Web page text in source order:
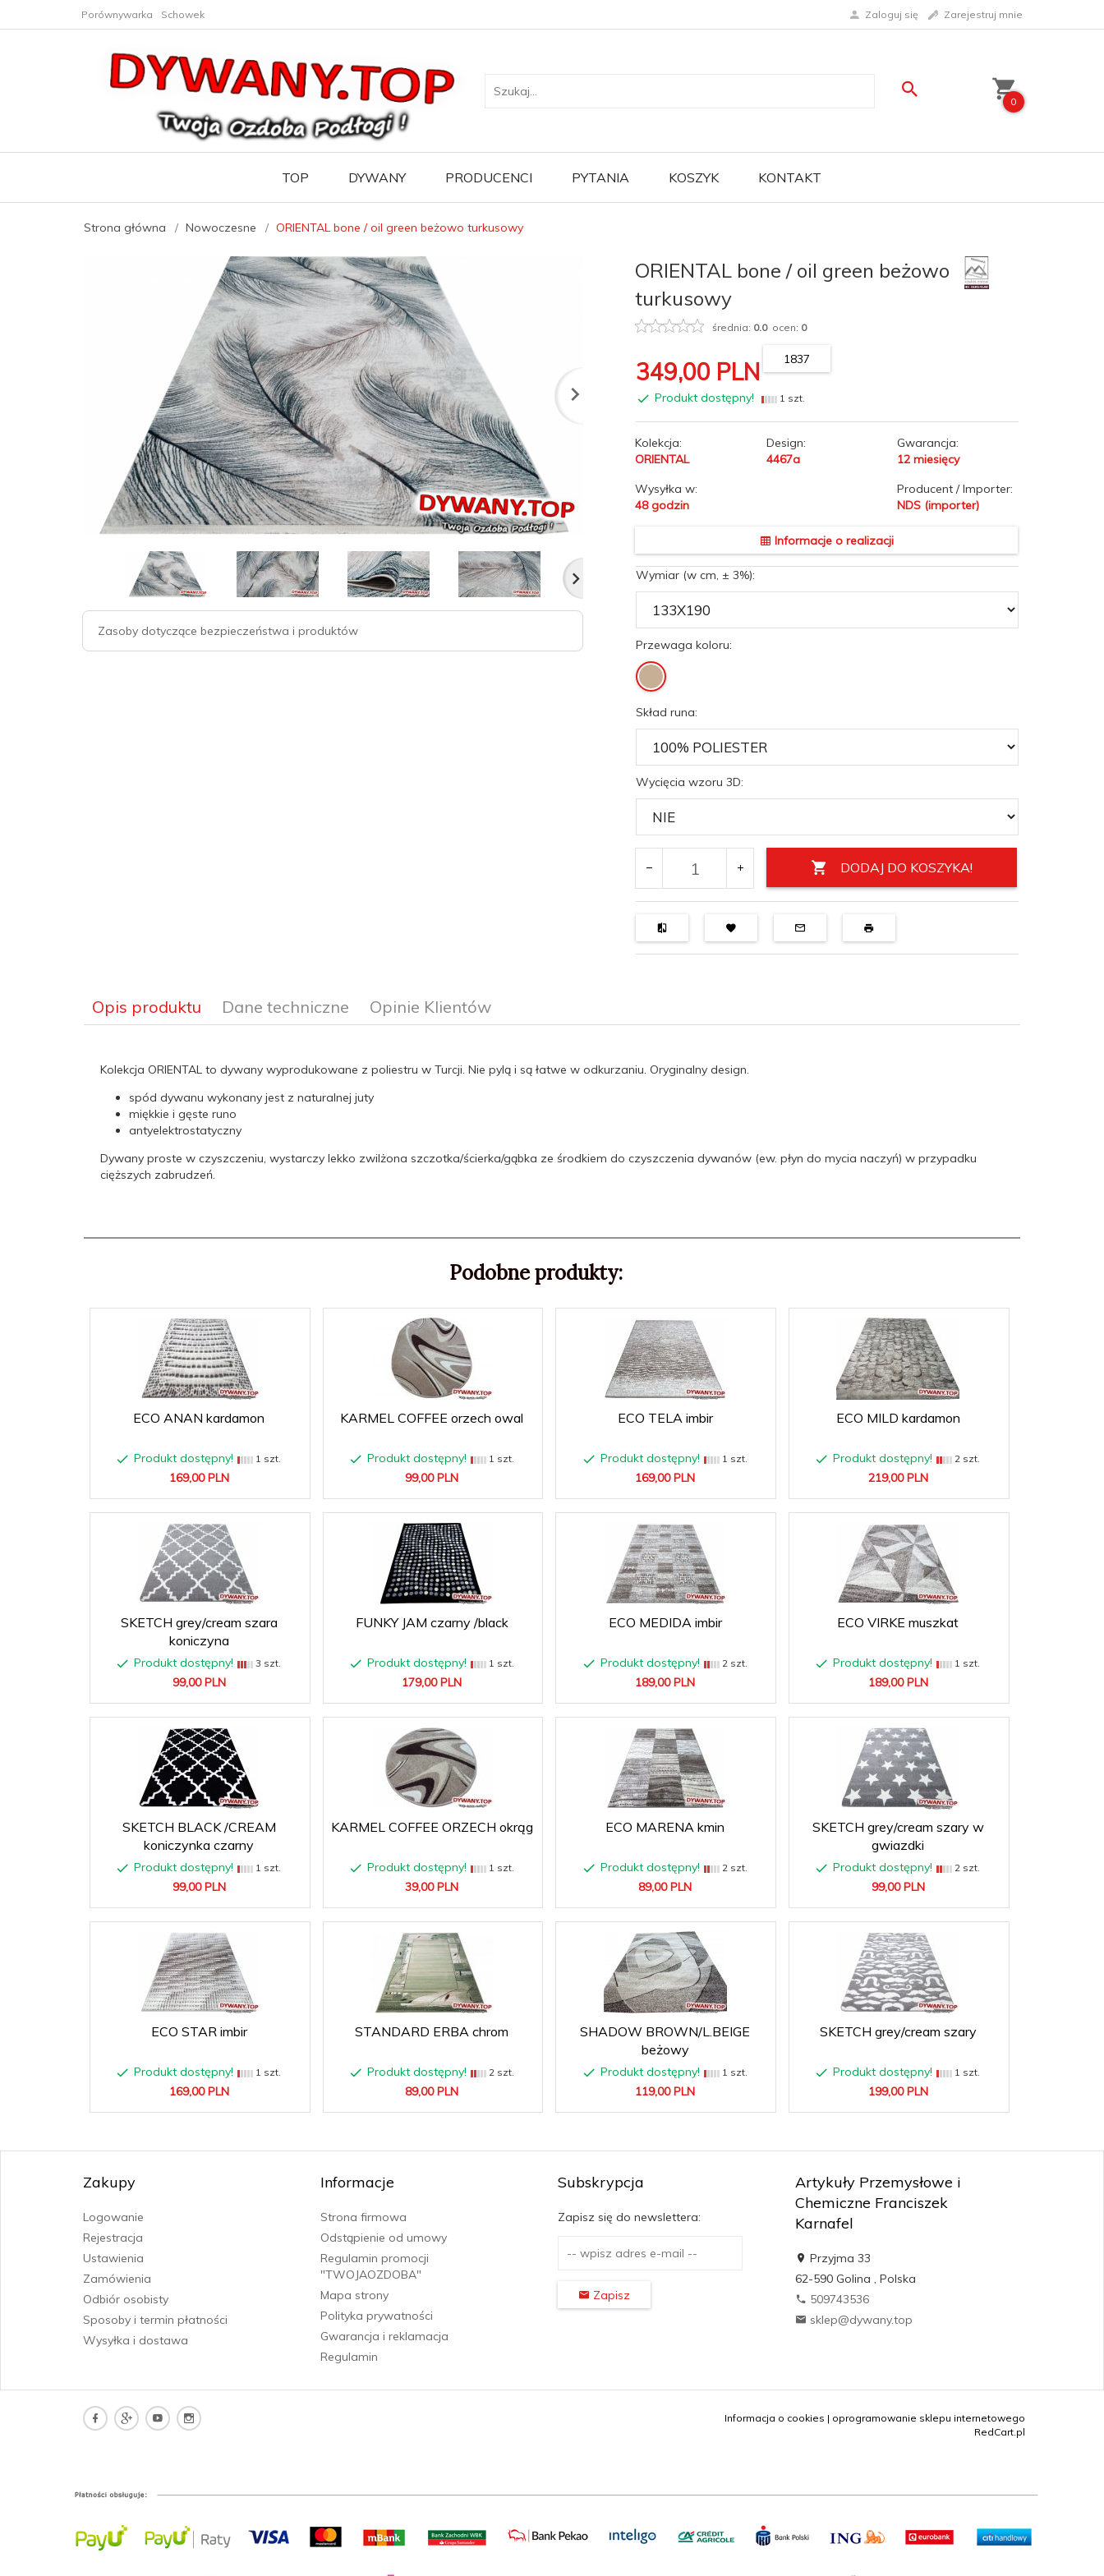
Porównywarka Schowek Zaloguj się Zarejestruj mnie
0
TOP DYWANY PRODUCENCI PYTANIA KOSZYK KONTAKT
Strona główna Nowoczesne ORIENTAL bone / oil green beżowo turkusowy
Zasoby dotyczące bezpieczeństwa i produktów
ORIENTAL bone / oil green beżowo
turkusowy
średnia: 0.0ocen: 0
349,00 PLN 1837
Produkt dostępny! 1 szt.
Kolekcja:
ORIENTAL
Design:
4467a
Gwarancja:
12 miesięcy
Wysyłka w:
48 godzin
Producent / Importer:
NDS (importer)
Informacje o realizacji
Wymiar (w cm, ± 3%):
Przewaga koloru:
Skład runa:
Wycięcia wzoru 3D:
DODAJ DO KOSZYKA!
Opis produktu Dane techniczne Opinie Klientów
Kolekcja ORIENTAL to dywany wyprodukowane z poliestru w Turcji. Nie pylą i są łatwe w odkurzaniu. Oryginalny design.
spód dywanu wykonany jest z naturalnej juty
miękkie i gęste runo
antyelektrostatyczny
Dywany proste w czyszczeniu, wystarczy lekko zwilżona szczotka/ścierka/gąbka ze środkiem do czyszczenia dywanów (ew. płyn do mycia naczyń) w przypadku
cięższych zabrudzeń.
Typ: Heat-Set
Wysokość
runa w mm:
10
abstrakcyjne
Podobne produkty:
ECO ANAN kardamon
Produkt dostępny! 1 szt.
169,00 PLN
KARMEL COFFEE orzech owal
Produkt dostępny! 1 szt.
99,00 PLN
ECO TELA imbir
Produkt dostępny! 1 szt.
169,00 PLN
ECO MILD kardamon
Produkt dostępny! 2 szt.
219,00 PLN
SKETCH grey/cream szara
koniczyna
Produkt dostępny! 3 szt.
99,00 PLN
FUNKY JAM czarny /black
Produkt dostępny! 1 szt.
179,00 PLN
ECO MEDIDA imbir
Produkt dostępny! 2 szt.
189,00 PLN
ECO VIRKE muszkat
Produkt dostępny! 1 szt.
189,00 PLN
SKETCH BLACK /CREAM
koniczynka czarny
Produkt dostępny! 1 szt.
99,00 PLN
KARMEL COFFEE ORZECH okrąg
Produkt dostępny! 1 szt.
39,00 PLN
ECO MARENA kmin
Produkt dostępny! 2 szt.
89,00 PLN
SKETCH grey/cream szary w
gwiazdki
Produkt dostępny! 2 szt.
99,00 PLN
ECO STAR imbir
Produkt dostępny! 1 szt.
169,00 PLN
STANDARD ERBA chrom
Produkt dostępny! 2 szt.
89,00 PLN
SHADOW BROWN/L.BEIGE
beżowy
Produkt dostępny! 1 szt.
119,00 PLN
SKETCH grey/cream szary
Produkt dostępny! 1 szt.
199,00 PLN
Zakupy
Logowanie
Rejestracja
Ustawienia
Zamówienia
Odbiór osobisty
Sposoby i termin płatności
Wysyłka i dostawa
Informacje
Strona firmowa
Odstąpienie od umowy
Regulamin promocji
"TWOJAOZDOBA"
Mapa strony
Polityka prywatności
Gwarancja i reklamacja
Regulamin
Subskrypcja
Zapisz się do newslettera:
Zapisz
Artykuły Przemysłowe i
Chemiczne Franciszek
Karnafel
Przyjma 33
62-590 Golina , Polska
509743536
sklep@dywany.top
Informacja o cookies | oprogramowanie sklepu internetowego
RedCart.pl